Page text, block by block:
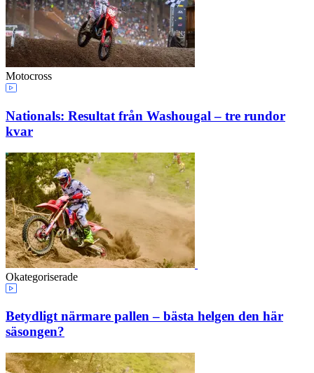
Motocross
Nationals: Resultat från Washougal – tre rundor
kvar
Okategoriserade
Betydligt närmare pallen – bästa helgen den här
säsongen?